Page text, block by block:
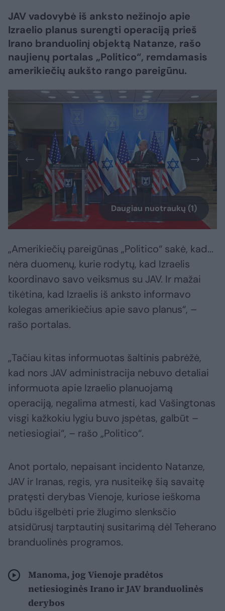
JAV vadovybė iš anksto nežinojo apie
Izraelio planus surengti operaciją prieš
Irano branduolinį objektą Natanze, rašo
naujienų portalas „Politico“, remdamasis
amerikiečių aukšto rango pareigūnu.
Daugiau nuotraukų (1)
„Amerikiečių pareigūnas „Politico“ sakė, kad...
nėra duomenų, kurie rodytų, kad Izraelis
koordinavo savo veiksmus su JAV. Ir mažai
tikėtina, kad Izraelis iš anksto informavo
kolegas amerikiečius apie savo planus“, –
rašo portalas.
„Tačiau kitas informuotas šaltinis pabrėžė,
kad nors JAV administracija nebuvo detaliai
informuota apie Izraelio planuojamą
operaciją, negalima atmesti, kad Vašingtonas
visgi kažkokiu lygiu buvo įspėtas, galbūt –
netiesiogiai“, – rašo „Politico“.
Anot portalo, nepaisant incidento Natanze,
JAV ir Iranas, regis, yra nusiteikę šią savaitę
pratęsti derybas Vienoje, kuriose ieškoma
būdu išgelbėti prie žlugimo slenksčio
atsidūrusį tarptautinį susitarimą dėl Teherano
branduolinės programos.
Manoma, jog Vienoje pradėtos
netiesioginės Irano ir JAV branduolinės
derybos